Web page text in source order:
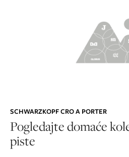
SCHWARZKOPF CRO A PORTER
Pogledajte domaće
piste